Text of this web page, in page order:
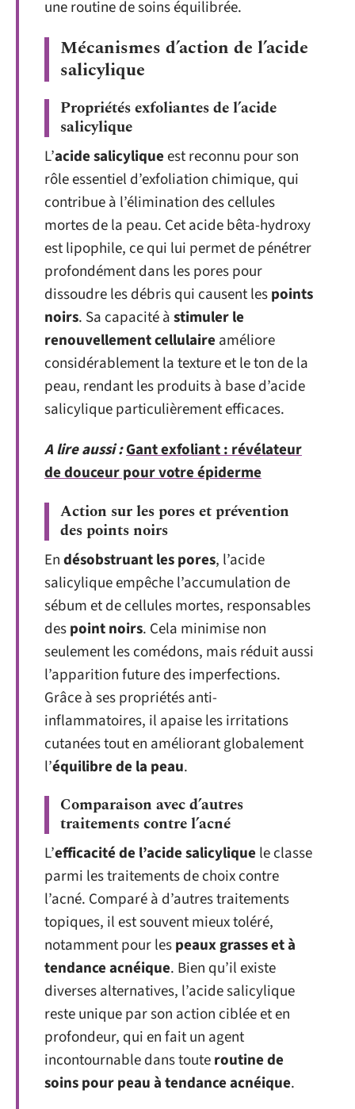
une routine de soins équilibrée.
Mécanismes d’action de l’acide
salicylique
Propriétés exfoliantes de l’acide
salicylique
L’acide salicyliqueest reconnu pour son
rôle essentiel d’exfoliation chimique, qui
contribue à l’élimination des cellules
mortes de la peau. Cet acide bêta-hydroxy
est lipophile, ce qui lui permet de pénétrer
profondément dans les pores pour
dissoudre les débris qui causent lespoints
noirs. Sa capacité àstimuler le
renouvellement cellulaire améliore
considérablement la texture et le ton de la
peau, rendant les produits à base d’acide
salicylique particulièrement efficaces.
A lire aussi :Gant exfoliant : révélateur
de douceur pour votre épiderme
Action sur les pores et prévention
des points noirs
Endésobstruant les pores, l’acide
salicylique empêche l’accumulation de
sébum et de cellules mortes, responsables
despoint noirs. Cela minimise non
seulement les comédons, mais réduit aussi
l’apparition future des imperfections.
Grâce à ses propriétés anti-
inflammatoires, il apaise les irritations
cutanées tout en améliorant globalement
l’équilibre de la peau.
Comparaison avec d’autres
traitements contre l’acné
L’efficacité de l’acide salicylique le classe
parmi les traitements de choix contre
l’acné. Comparé à d’autres traitements
topiques, il est souvent mieux toléré,
notamment pour lespeaux grasses et à
tendance acnéique. Bien qu’il existe
diverses alternatives, l’acide salicylique
reste unique par son action ciblée et en
profondeur, qui en fait un agent
incontournable dans touteroutine de
soins pour peau à tendance acnéique.